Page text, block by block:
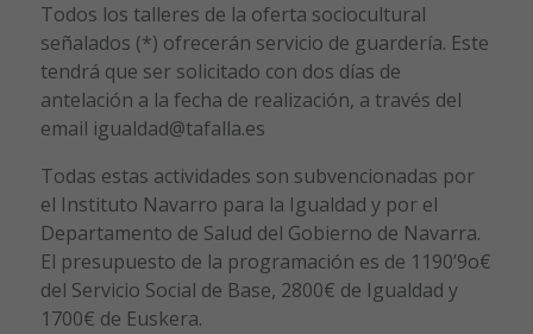
Todos los talleres de la oferta sociocultural
señalados (*) ofrecerán servicio de guardería. Este
tendrá que ser solicitado con dos días de
antelación a la fecha de realización, a través del
email igualdad@tafalla.es
Todas estas actividades son subvencionadas por
el Instituto Navarro para la Igualdad y por el
Departamento de Salud del Gobierno de Navarra.
El presupuesto de la programación es de 1190’9o€
del Servicio Social de Base, 2800€ de Igualdad y
1700€ de Euskera.